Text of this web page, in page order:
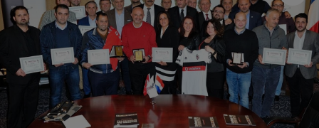
FOTO GALERİ
VIDEO GALERİ
ALGEMENE VOORWAARDEN